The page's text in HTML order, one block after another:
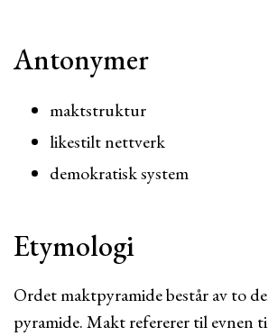
Antonymer
maktstruktur
likestilt nettverk
demokratisk system
Etymologi
Ordet maktpyramide består av to
pyramide. Makt refererer til evnen